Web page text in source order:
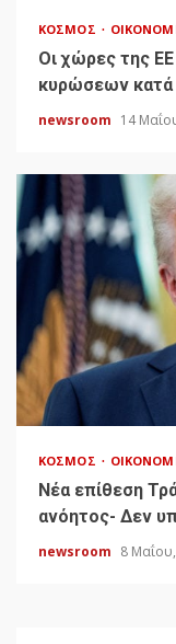
ΚΌΣΜΟΣ
Οι χώρες της
κυρώσεων κατά
newsroom 14
ΚΌΣΜΟΣ
Νέα επίθεση
ανόητος- Δεν
newsroom 8